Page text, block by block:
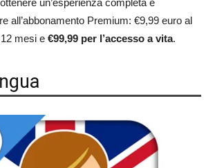
un’esperienza completa è
all’abbonamento Premium: €9,99 euro al
mesi e €99,99 per l’accesso a vita.